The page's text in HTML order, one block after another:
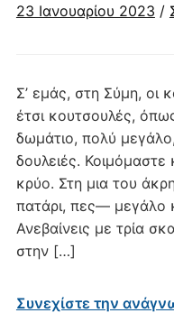
23 Ιανουαρίου 2023 /
Σ’ εμάς, στη Σύμη, οι
έτσι κουτσουλές,
δωμάτιο, πολύ
δουλειές. Κοιμόμαστε
κρύο. Στη μια του
πατάρι, πες— μεγάλο
Ανεβαίνεις με τρία
στην […]
Συνεχίστε την